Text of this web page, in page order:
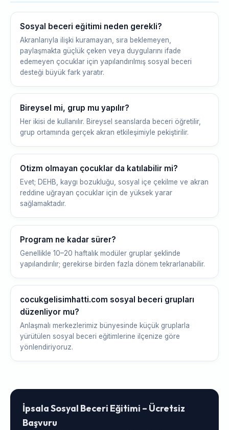
Sosyal beceri eğitimi neden gerekli?
Akranlarıyla ilişki kuramayan, sıra beklemeyen,
paylaşmakta güçlük çeken veya duygularını ifade
edemeyen çocuklar için yapılandırılmış sosyal beceri
desteği büyük fark yaratır.
Bireysel mi, grup mu yapılır?
Her ikisi de kullanılır. Bireysel seanslarda beceri öğretilir,
grup ortamında gerçek akran etkileşimiyle pekiştirilir.
Otizm olmayan çocuklar da katılabilir mi?
Evet; DEHB, kaygı bozukluğu, sosyal içe çekilme ve akran
reddine uğrayan çocuklar için de yüksek yarar
sağlamaktadır.
Program ne kadar sürer?
Genellikle 10–20 haftalık modüler gruplar şeklinde
yapılandırılır; gerekirse birden fazla dönem tekrarlanabilir.
cocukgelisimhatti.com sosyal beceri grupları
düzenliyor mu?
Anlaşmalı merkezlerimiz bünyesinde küçük gruplarla
yürütülen sosyal beceri eğitimlerine ilçenize göre
yönlendiriyoruz.
İpsala Sosyal Beceri Eğitimi – Ücretsiz
Başvuru